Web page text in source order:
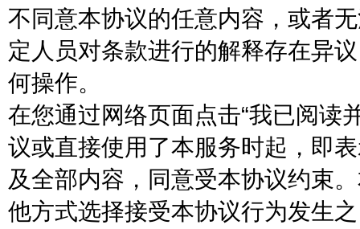
不同意本协议的任意内容，或者
定人员对条款进行的解释存在异
何操作。
在您通过网络页面点击“我已阅读
议或直接使用了本服务时起，即
及全部内容，同意受本协议约束
他方式选择接受本协议行为发生